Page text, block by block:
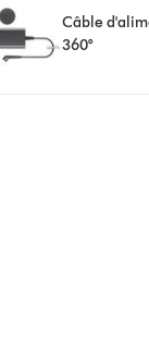
Câble
360°